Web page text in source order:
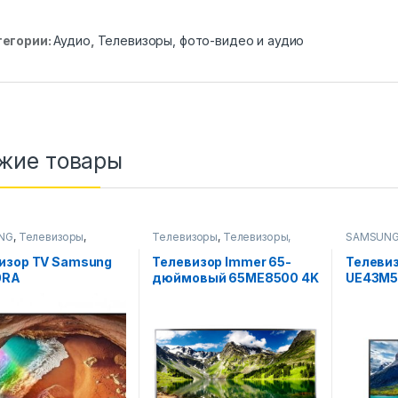
Аудио Телевизоры, фото-видео и аудио
товары
, Телевизоры,
фото-видео и
TV Samsung
Телевизоры, Телевизоры,
фото-видео и аудио
Телевизор Immer 65-
дюймовый 65ME8500 4K
аудио